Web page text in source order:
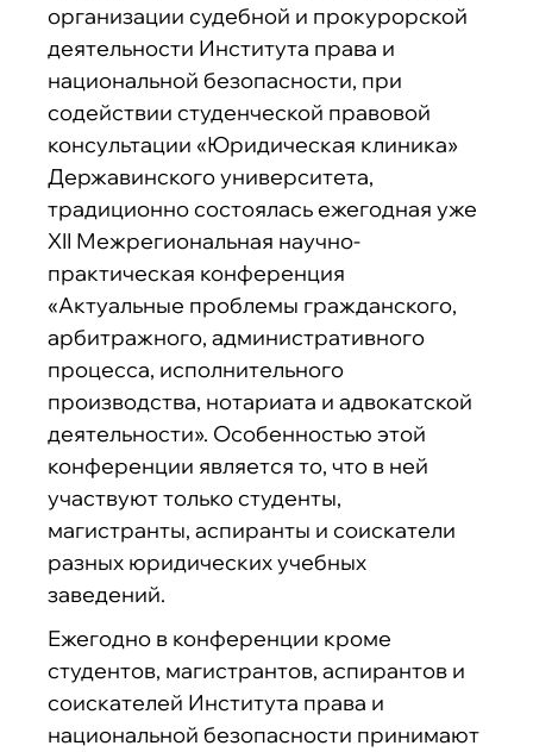
организации судебной и прокурорской
деятельности Института права и
национальной безопасности, при
содействии студенческой правовой
консультации «Юридическая клиника»
Державинского университета,
традиционно состоялась ежегодная уже
XII Межрегиональная научно-
практическая конференция
«Актуальные проблемы гражданского,
арбитражного, административного
процесса, исполнительного
производства, нотариата и адвокатской
деятельности». Особенностью этой
конференции является то, что в ней
участвуют только студенты,
магистранты, аспиранты и соискатели
разных юридических учебных
заведений.
Ежегодно в конференции кроме
студентов, магистрантов, аспирантов и
соискателей Института права и
национальной безопасности принимают